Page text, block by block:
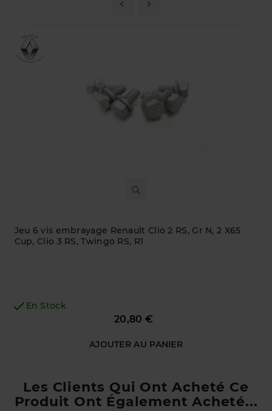
Jeu 6 vis embrayage Renault Clio 2 RS, Gr N, 2 X65
Cup, Clio 3 RS, Twingo RS, R1
 En Stock
20,80 €
AJOUTER AU PANIER
Les Clients Qui Ont Acheté Ce
Produit Ont Également Acheté...